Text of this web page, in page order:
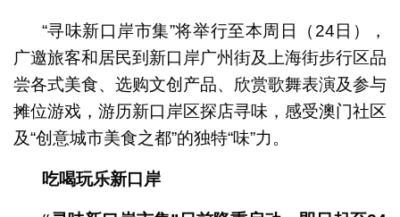
“寻味新口岸市集”将举行至本周日（24日），
广邀旅客和居民到新口岸广州街及上海街步行区品
尝各式美食、选购文创产品、欣赏歌舞表演及参与
摊位游戏，游历新口岸区探店寻味，感受澳门社区
及“创意城市美食之都”的独特“味”力。
吃喝玩乐新口岸